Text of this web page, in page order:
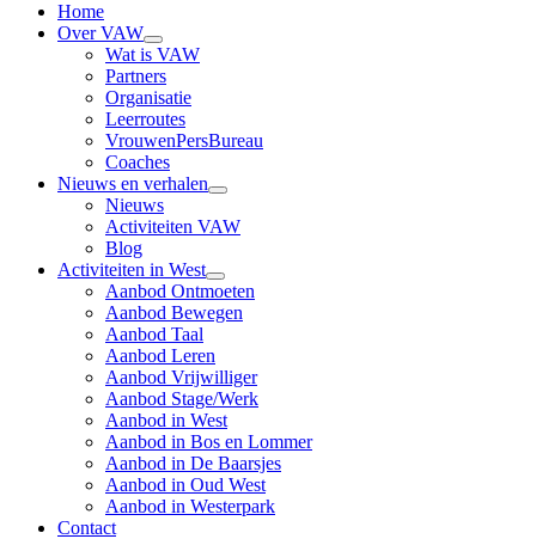
Home
Over VAW
Wat is VAW
Partners
Organisatie
Leerroutes
VrouwenPersBureau
Coaches
Nieuws en verhalen
Nieuws
Activiteiten VAW
Blog
Activiteiten in West
Aanbod Ontmoeten
Aanbod Bewegen
Aanbod Taal
Aanbod Leren
Aanbod Vrijwilliger
Aanbod Stage/Werk
Aanbod in West
Aanbod in Bos en Lommer
Aanbod in De Baarsjes
Aanbod in Oud West
Aanbod in Westerpark
Contact